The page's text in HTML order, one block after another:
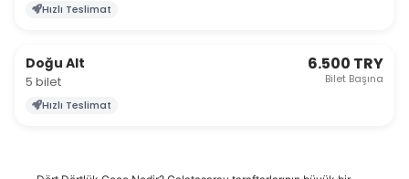
Hızlı Teslimat
Doğu Alt
5 bilet
6.500 TRY
Bilet Başına
Hızlı Teslimat